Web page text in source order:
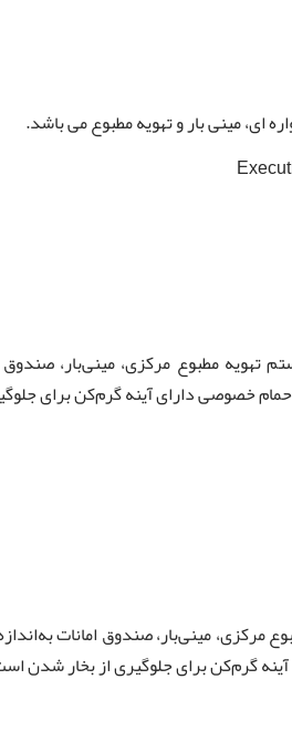
ای، مینی بار و تهویه مطبوع می باشد.
خصوصی دارای آینه گرم‌کن برای
گرم‌کن برای جلوگیری از بخار شدن